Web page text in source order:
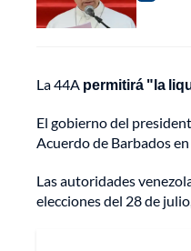
La 44A permitirá "la
El gobierno del
Acuerdo de Barbados
Las autoridades
elecciones del 28 de